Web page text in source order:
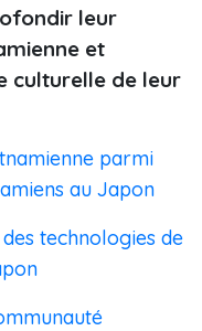
leur
et
culturelle de leur
parmi
au Japon
technologies de